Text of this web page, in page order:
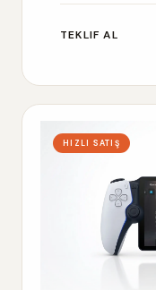
TEKLIF AL
HIZLI SATIŞ